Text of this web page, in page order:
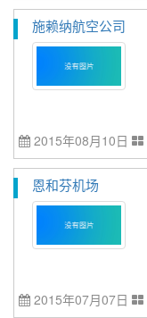
施赖纳航空公司
2015年08月10日
恩和芬机场
2015年07月07日